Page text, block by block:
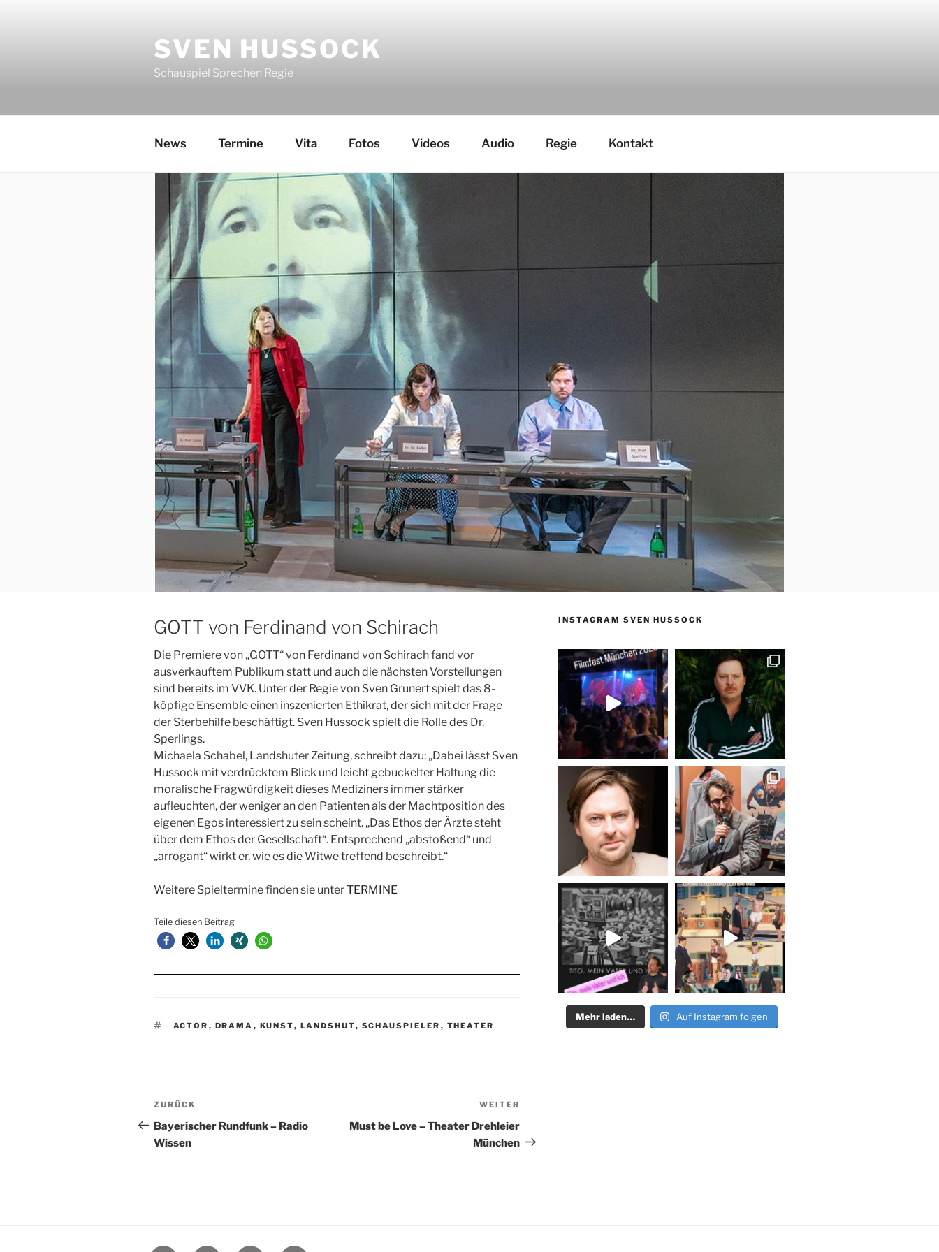
SVEN HUSSOCK
Schauspiel Sprechen Regie
News Termine Vita Fotos Videos Audio Regie Kontakt
GOTT von Ferdinand von Schirach
Die Premiere von „GOTT“ von Ferdinand von Schirach fand vor
ausverkauftem Publikum statt und auch die nächsten Vorstellungen
sind bereits im VVK. Unter der Regie von Sven Grunert spielt das 8-
köpfige Ensemble einen inszenierten Ethikrat, der sich mit der Frage
der Sterbehilfe beschäftigt. Sven Hussock spielt die Rolle des Dr.
Sperlings.
Michaela Schabel, Landshuter Zeitung, schreibt dazu: „Dabei lässt Sven
Hussock mit verdrücktem Blick und leicht gebuckelter Haltung die
moralische Fragwürdigkeit dieses Mediziners immer stärker
aufleuchten, der weniger an den Patienten als der Machtposition des
eigenen Egos interessiert zu sein scheint. „Das Ethos der Ärzte steht
über dem Ethos der Gesellschaft“. Entsprechend „abstoßend“ und
„arrogant“ wirkt er, wie es die Witwe treffend beschreibt.“
Weitere Spieltermine finden sie unterTERMINE
Teile diesen Beitrag
SCHLAGWÖRTER
ACTOR , DRAMA , KUNST, LANDSHUT, SCHAUSPIELER , THEATER
Beitragsnavigation
Vorheriger
Beitrag
ZURÜCK
Bayerischer Rundfunk – Radio
Wissen
Beitrag
WEITER
Must be Love – Theater Drehleier
München
INSTAGRAM SVEN HUSSOCK
Mehr laden… Auf Instagram folgen